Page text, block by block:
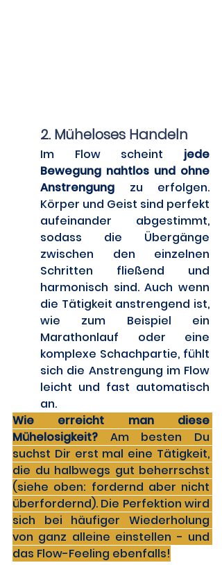
	2. Müheloses Handeln
Im Flow scheint jede
Bewegung nahtlos und ohne
Anstrengung zu erfolgen.
Körper und Geist sind perfekt
aufeinander abgestimmt,
sodass die Übergänge
zwischen den einzelnen
Schritten fließend und
harmonisch sind. Auch wenn
die Tätigkeit anstrengend ist,
wie zum Beispiel ein
Marathonlauf oder eine
komplexe Schachpartie, fühlt
sich die Anstrengung im Flow
leicht und fast automatisch
an.
Wie erreicht man diese
Mühelosigkeit? Am besten Du
suchst Dir erst mal eine Tätigkeit,
die du halbwegs gut beherrschst
(siehe oben: fordernd aber nicht
überfordernd). Die Perfektion wird
sich bei häufiger Wiederholung
von ganz alleine einstellen - und
das Flow-Feeling ebenfalls!